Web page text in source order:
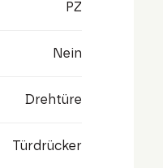
PZ
Nein
Drehtüre
Türdrücker